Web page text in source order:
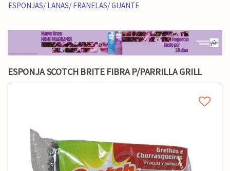
o
:
ESPONJAS/ LANAS/ FRANELAS/ GUANTE
ESPONJA SCOTCH BRITE FIBRA P/PARRILLA GRILL